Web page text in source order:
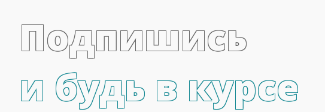
Подпишись
и будь в курсе